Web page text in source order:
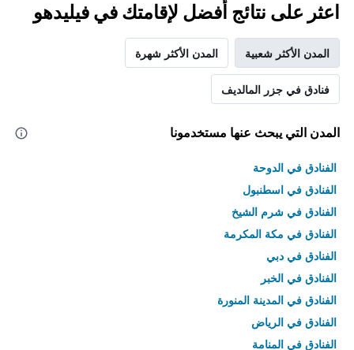
اعثر على نتائج أفضل لإقامتك في فيليدهو
المدن الأكثر شعبية المدن الأكثر شهرة
فنادق في جزر المالديف
المدن التي يبحث عنها مستخدمونا
الفنادق في الدوحة
الفنادق في اسطنبول
الفنادق في شرم الشيخ
الفنادق في مكة المكرمة
الفنادق في دبي
الفنادق في الخبر
الفنادق في المدينة المنورة
الفنادق في الرياض
الفنادق في المنامة